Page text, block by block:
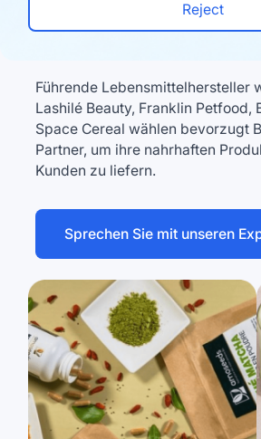
Reject
Führende Lebensmittelhersteller
Lashilé Beauty, Franklin Petfood,
Space Cereal wählen bevorzugt
Partner, um ihre nahrhaften
Kunden zu liefern.
Sprechen Sie mit unseren